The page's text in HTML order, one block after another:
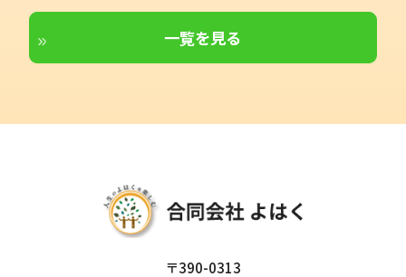
一覧を見る
〒390-0313